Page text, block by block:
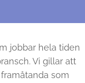
jobbar hela tiden
Vi gillar att
som